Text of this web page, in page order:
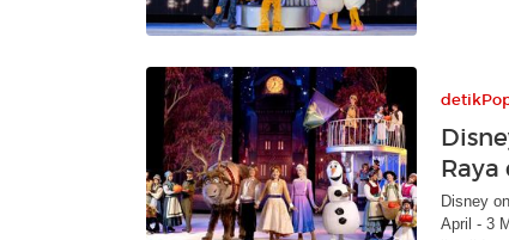
Disney
April - 3